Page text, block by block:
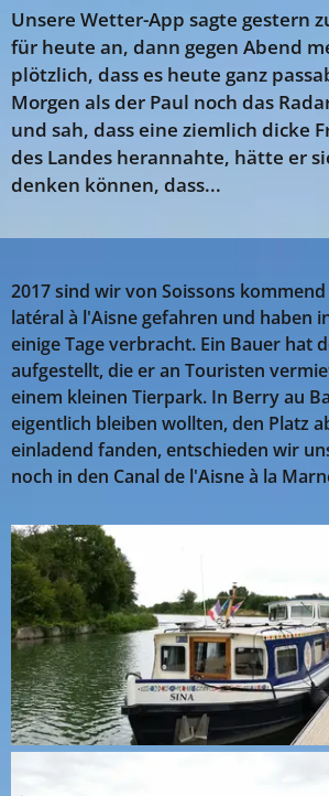
Unsere Wetter-App sagte gestern
für heute an, dann gegen Abend
plötzlich, dass es heute ganz
Morgen als der Paul noch das
und sah, dass eine ziemlich dicke
des Landes herannahte, hätte er
denken können, dass...
2017 sind wir von Soissons
latéral à l'Aisne gefahren und haben
einige Tage verbracht. Ein Bauer hat
aufgestellt, die er an Touristen
einem kleinen Tierpark. In Berry au
eigentlich bleiben wollten, den Platz
einladend fanden, entschieden wir
noch in den Canal de l'Aisne à la